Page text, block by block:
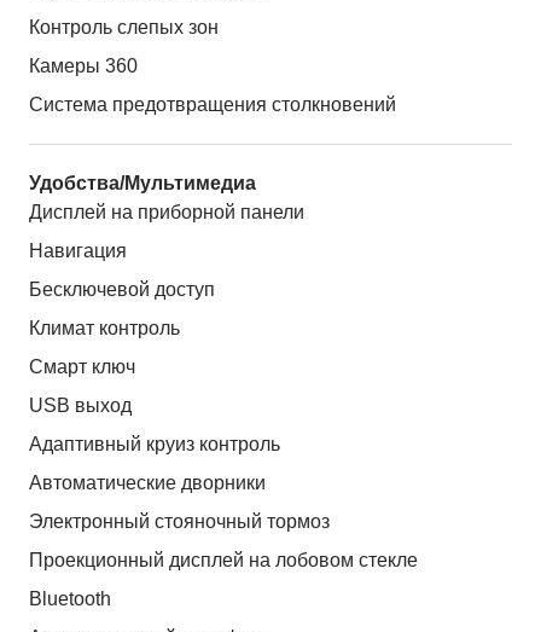
Контроль слепых зон
Камеры 360
Система предотвращения столкновений
Удобства/Мультимедиа
Дисплей на приборной панели
Навигация
Бесключевой доступ
Климат контроль
Смарт ключ
USB выход
Адаптивный круиз контроль
Автоматические дворники
Электронный стояночный тормоз
Проекционный дисплей на лобовом стекле
Bluetooth